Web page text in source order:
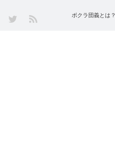
Twitter ボクラ団義とは？